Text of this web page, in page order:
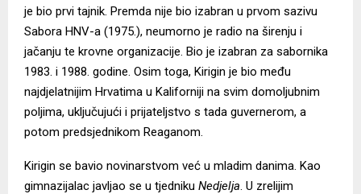
je bio prvi tajnik. Premda nije bio izabran u prvom sazivu
Sabora HNV-a (1975.), neumorno je radio na širenju i
jačanju te krovne organizacije. Bio je izabran za sabornika
1983. i 1988. godine. Osim toga, Kirigin je bio među
najdjelatnijim Hrvatima u Kaliforniji na svim domoljubnim
poljima, uključujući i prijateljstvo s tada guvernerom, a
potom predsjednikom Reaganom.
Kirigin se bavio novinarstvom već u mladim danima. Kao
gimnazijalac javljao se u tjedniku Nedjelja . U zrelijim